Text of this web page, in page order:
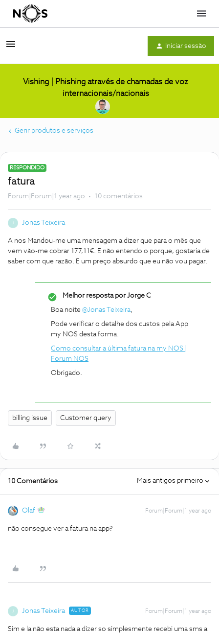
Menu
Iniciar sessão
Vishing | Phishing através de chamadas de voz
internacionais/nacionais
Gerir produtos e serviços
RESPONDIDO
fatura
Forum|Forum|1 year ago 10 comentários
Jonas Teixeira
A nos Mandou-me uma mensagem a dizer que para o mês que
vem vão-me cobrar 177,11€. E não entendo o porque, gostaria de
saber com que razão. E um preço absurdo que eu não vou pagar.
Melhor resposta porJorge C
Boa noite ​ @Jonas Teixeira,
Pode verificar o detalhe dos custos pela App
my NOS desta forma.
Como consultar a última fatura na my NOS |
Forum NOS
Obrigado.
billing issue Customer query
10 Comentários Mais antigos primeiro
Olaf Forum|Forum|1 year ago
não consegue ver a fatura na app?
Jonas Teixeira AUTOR Forum|Forum|1 year ago
Sim e la não esta nada a dizer so simplesmente recebi uma sms a